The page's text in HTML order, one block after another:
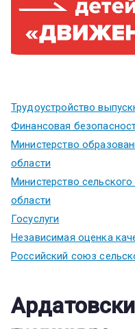
Трудоустройство
Финансовая
Министерство
области
Министерство
области
Госуслуги
Независимая оценка
Российский союз